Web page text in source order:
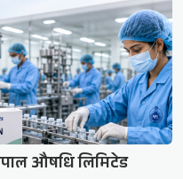
औषधि लिमिटेड